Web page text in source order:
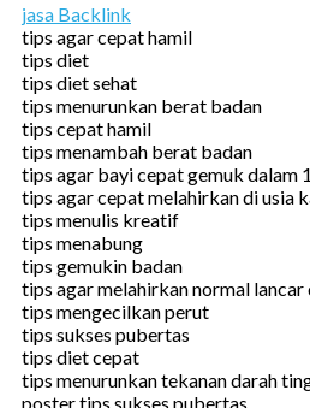
jasa Backlink
tips agar cepat hamil
tips diet
tips diet sehat
tips menurunkan berat badan
tips cepat hamil
tips menambah berat badan
tips agar bayi cepat gemuk dalam
tips agar cepat melahirkan di usia
tips menulis kreatif
tips menabung
tips gemukin badan
tips agar melahirkan normal
tips mengecilkan perut
tips sukses pubertas
tips diet cepat
tips menurunkan tekanan darah
poster tips sukses pubertas